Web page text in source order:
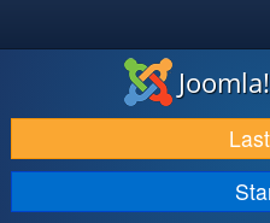
LAST NED & UTVID
OPPDAG & LÆR
SAMFUNN & BRUKERSTØTTE